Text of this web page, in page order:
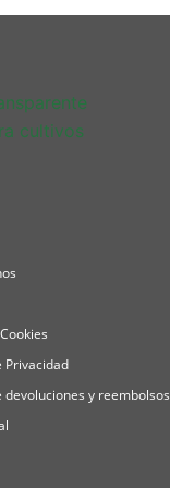
Privacidad
devoluciones y reembolsos